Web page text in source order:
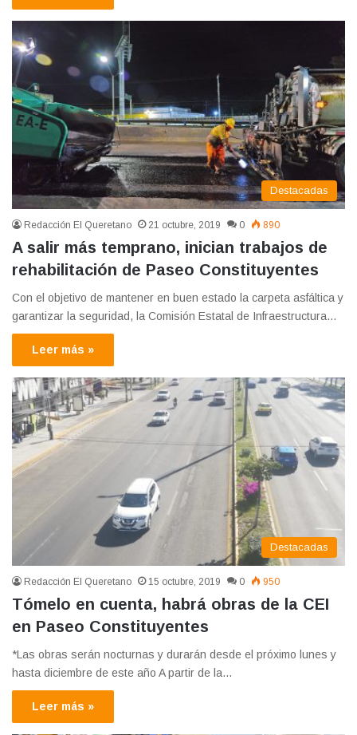
Destacadas
Redacción El Queretano 21 octubre, 2019 0 890
A salir más temprano, inician trabajos de
rehabilitación de Paseo Constituyentes
Con el objetivo de mantener en buen estado la carpeta asfáltica y
garantizar la seguridad, la Comisión Estatal de Infraestructura…
Leer más »
Destacadas
Redacción El Queretano 15 octubre, 2019 0 950
Tómelo en cuenta, habrá obras de la CEI
en Paseo Constituyentes
*Las obras serán nocturnas y durarán desde el próximo lunes y
hasta diciembre de este año A partir de la…
Leer más »